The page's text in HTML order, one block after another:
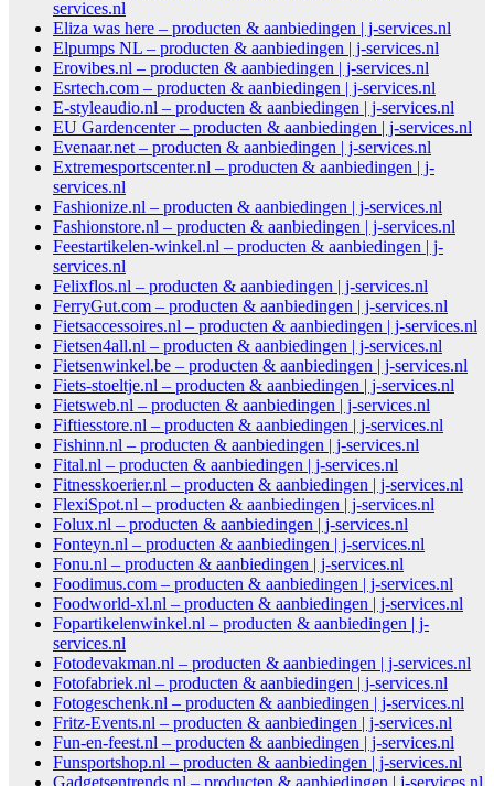
services.nl
Eliza was here – producten & aanbiedingen | j-services.nl
Elpumps NL – producten & aanbiedingen | j-services.nl
Erovibes.nl – producten & aanbiedingen | j-services.nl
Esrtech.com – producten & aanbiedingen | j-services.nl
E-styleaudio.nl – producten & aanbiedingen | j-services.nl
EU Gardencenter – producten & aanbiedingen | j-services.nl
Evenaar.net – producten & aanbiedingen | j-services.nl
Extremesportscenter.nl – producten & aanbiedingen | j-
services.nl
Fashionize.nl – producten & aanbiedingen | j-services.nl
Fashionstore.nl – producten & aanbiedingen | j-services.nl
Feestartikelen-winkel.nl – producten & aanbiedingen | j-
services.nl
Felixflos.nl – producten & aanbiedingen | j-services.nl
FerryGut.com – producten & aanbiedingen | j-services.nl
Fietsaccessoires.nl – producten & aanbiedingen | j-services.nl
Fietsen4all.nl – producten & aanbiedingen | j-services.nl
Fietsenwinkel.be – producten & aanbiedingen | j-services.nl
Fiets-stoeltje.nl – producten & aanbiedingen | j-services.nl
Fietsweb.nl – producten & aanbiedingen | j-services.nl
Fiftiesstore.nl – producten & aanbiedingen | j-services.nl
Fishinn.nl – producten & aanbiedingen | j-services.nl
Fital.nl – producten & aanbiedingen | j-services.nl
Fitnesskoerier.nl – producten & aanbiedingen | j-services.nl
FlexiSpot.nl – producten & aanbiedingen | j-services.nl
Folux.nl – producten & aanbiedingen | j-services.nl
Fonteyn.nl – producten & aanbiedingen | j-services.nl
Fonu.nl – producten & aanbiedingen | j-services.nl
Foodimus.com – producten & aanbiedingen | j-services.nl
Foodworld-xl.nl – producten & aanbiedingen | j-services.nl
Fopartikelenwinkel.nl – producten & aanbiedingen | j-
services.nl
Fotodevakman.nl – producten & aanbiedingen | j-services.nl
Fotofabriek.nl – producten & aanbiedingen | j-services.nl
Fotogeschenk.nl – producten & aanbiedingen | j-services.nl
Fritz-Events.nl – producten & aanbiedingen | j-services.nl
Fun-en-feest.nl – producten & aanbiedingen | j-services.nl
Funsportshop.nl – producten & aanbiedingen | j-services.nl
Gadgetsentrends.nl – producten & aanbiedingen | j-services.nl